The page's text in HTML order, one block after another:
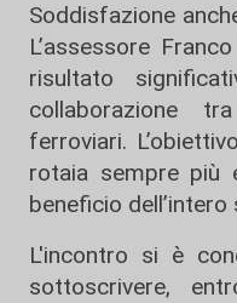
Soddisfazione
L’assessore
risultato
collaborazione
ferroviari.
rotaia sempre più
beneficio
L'incontro si è
sottoscrivere,